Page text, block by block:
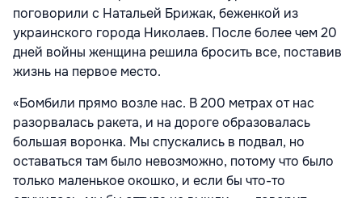
поговорили с Натальей Брижак, беженкой из
украинского города Николаев. После более чем 20
дней войны женщина решила бросить все, поставив
жизнь на первое место.
«Бомбили прямо возле нас. В 200 метрах от нас
разорвалась ракета, и на дороге образовалась
большая воронка. Мы спускались в подвал, но
оставаться там было невозможно, потому что было
только маленькое окошко, и если бы что-то